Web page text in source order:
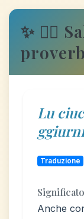
✨ 🦸‍♂️
Lu
Traduzione
Significato
Anche